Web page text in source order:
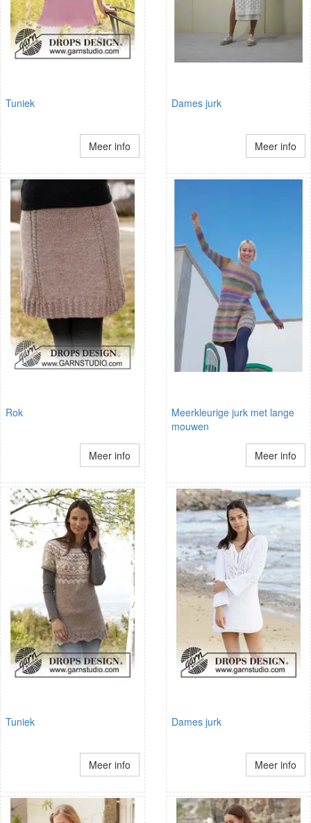
Tuniek
Meer info
Dames jurk
Meer info
Rok
Meer info
Meerkleurige jurk met lange
mouwen
Meer info
Tuniek
Meer info
Dames jurk
Meer info